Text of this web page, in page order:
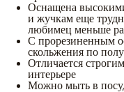
Оснащена
и жучкам еще
любимец меньше
С прорезиненным
скольжения по полу
Отличается
интерьере
Можно мыть в